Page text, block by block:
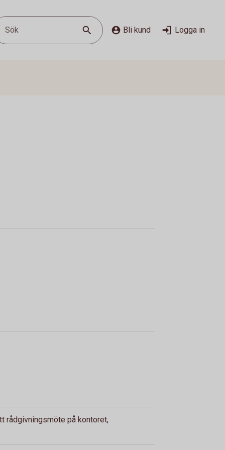
Sök Bli kund Logga in
rådgivningsmöte på kontoret,